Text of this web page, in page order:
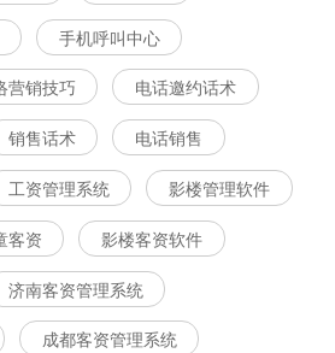
手机呼叫中心
营销技巧 电话邀约话术
销售话术 电话销售
工资管理系统 影楼管理软件
客资 影楼客资软件
济南客资管理系统
成都客资管理系统